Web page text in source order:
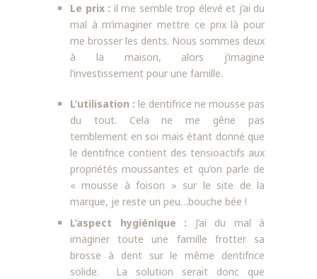
Le prix : il me semble trop élevé et j’ai du
mal à m’imaginer mettre ce prix là pour
me brosser les dents. Nous sommes deux
à la maison, alors j’imagine
l’investissement pour une famille.
L’utilisation : le dentifrice ne mousse pas
du tout. Cela ne me gêne pas
terriblement en soi mais étant donné que
le dentifrice contient des tensioactifs aux
propriétés moussantes et qu’on parle de
« mousse à foison » sur le site de la
marque, je reste un peu…bouche bée !
L’aspect hygiénique : J’ai du mal à
imaginer toute une famille frotter sa
brosse à dent sur le même dentifrice
solide. La solution serait donc que